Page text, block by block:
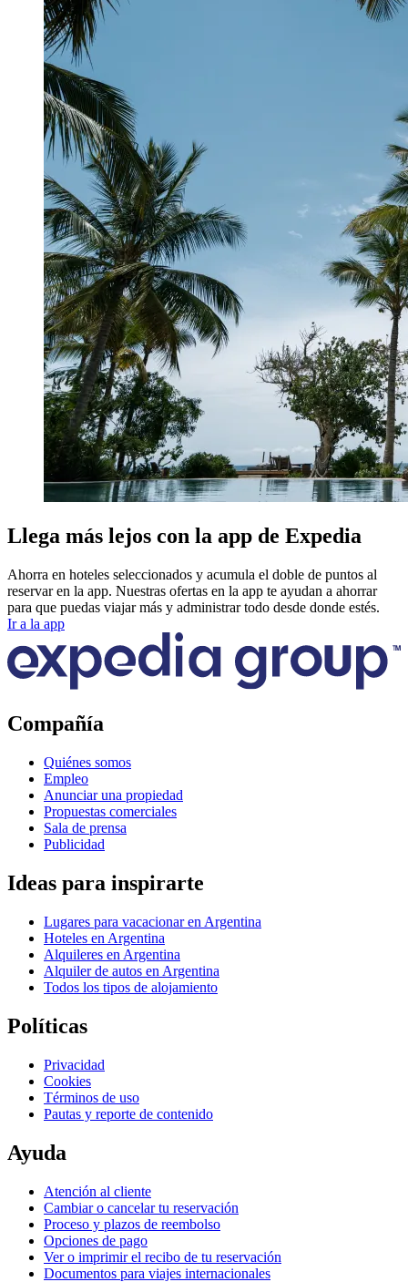
Llega más lejos con la app de Expedia
Ahorra en hoteles seleccionados y acumula el doble de puntos al
reservar en la app. Nuestras ofertas en la app te ayudan a ahorrar
para que puedas viajar más y administrar todo desde donde estés.
Ir a la app
Compañía
Quiénes somos
Empleo
Anunciar una propiedad
Propuestas comerciales
Sala de prensa
Publicidad
Ideas para inspirarte
Lugares para vacacionar en Argentina
Hoteles en Argentina
Alquileres en Argentina
Alquiler de autos en Argentina
Todos los tipos de alojamiento
Políticas
Privacidad
Cookies
Términos de uso
Pautas y reporte de contenido
Ayuda
Atención al cliente
Cambiar o cancelar tu reservación
Proceso y plazos de reembolso
Opciones de pago
Ver o imprimir el recibo de tu reservación
Documentos para viajes internacionales